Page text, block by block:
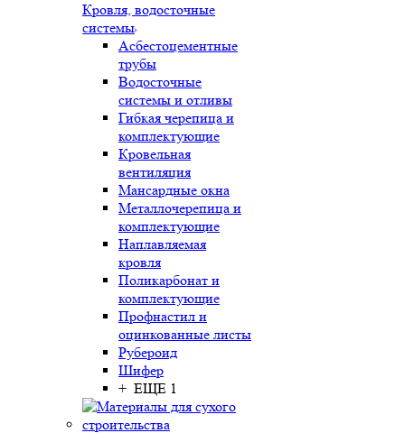
Кровля, водосточные
системы
Асбестоцементные
трубы
Водосточные
системы и отливы
Гибкая черепица и
комплектующие
Кровельная
вентиляция
Мансардные окна
Металлочерепица и
комплектующие
Наплавляемая
кровля
Поликарбонат и
комплектующие
Профнастил и
оцинкованные листы
Рубероид
Шифер
+ ЕЩЕ 1